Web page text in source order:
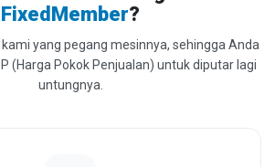
FixedMember?
yang pegang mesinnya, sehingga Anda
(Harga Pokok Penjualan) untuk diputar lagi
untungnya.